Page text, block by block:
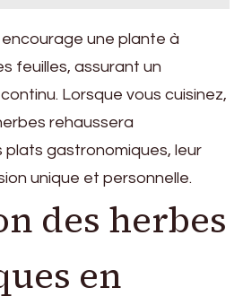
une plante à
feuilles, assurant un
Lorsque vous cuisinez,
rehaussera
gastronomiques, leur
unique et personnelle.
des herbes
en